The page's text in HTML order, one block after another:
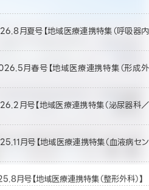
月夏号【地域医療連携特集（呼吸器内
月春号【地域医療連携特集（形成外
月号【地域医療連携特集（泌尿器科／
月号【地域医療連携特集（血液病セン
月号【地域医療連携特集（整形外科）】